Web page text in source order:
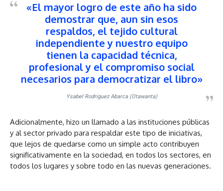
«El mayor logro de este año ha sido
demostrar que, aun sin esos
respaldos, el tejido cultural
independiente y nuestro equipo
tienen la capacidad técnica,
profesional y el compromiso social
necesarios para democratizar el libro»
Ysabel Rodríguez Abarca (Otawanta)
Adicionalmente, hizo un llamado a las instituciones públicas
y al sector privado para respaldar este tipo de iniciativas,
que lejos de quedarse como un simple acto contribuyen
significativamente en la sociedad, en todos los sectores, en
todos los lugares y sobre todo en las nuevas generaciones.